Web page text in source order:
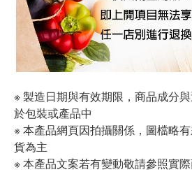
※ 製造日期與有效期限，商品成分
於包裝或產品中
※ 本產品網頁因拍攝關係，圖檔略
貨為主
※ 本產品文案若有變動敬請參照實